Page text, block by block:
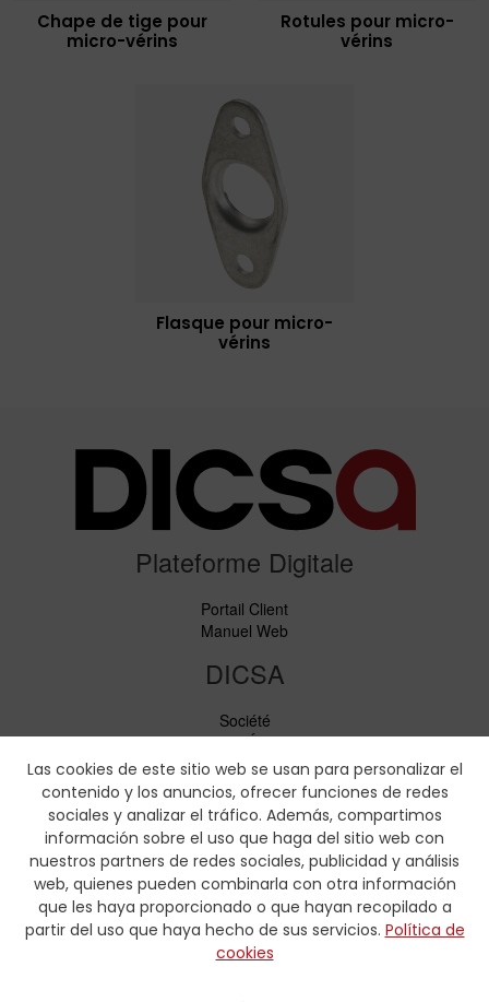
Las cookies de este sitio web se usan para personalizar el
contenido y los anuncios, ofrecer funciones de redes
sociales y analizar el tráfico. Además, compartimos
información sobre el uso que haga del sitio web con
nuestros partners de redes sociales, publicidad y análisis
web, quienes pueden combinarla con otra información
que les haya proporcionado o que hayan recopilado a
partir del uso que haya hecho de sus servicios. Política de
cookies
Chape de tige pour
micro-vérins
Rotules pour micro-
vérins
Flasque pour micro-
vérins
Plateforme Digitale
Portail Client
Manuel Web
DICSA
Société
Nouvelles et Événements
Services
Code de conduite
Responsabilité sociale
Téléchargements
Tarifs et brochures
Certificats
Tableaux de sertissage
Formulaires hydrauliques